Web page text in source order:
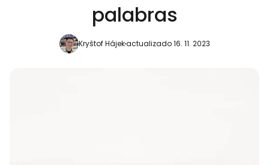
palabras
Kryštof Hájekactualizado 16. 11. 2023
Continuar con Google